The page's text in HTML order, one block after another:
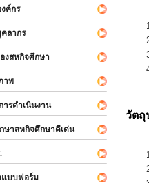
ค์กร
ลากร
สหกิจศึกษา
าพ
รดำเนินงาน
าสหกิจศึกษาดีเด่น
บบฟอร์ม
วัตถุ